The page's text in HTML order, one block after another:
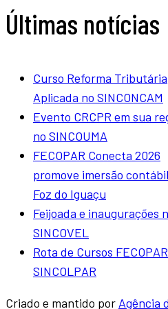
Últimas notícias
Curso Reforma Tributária
Aplicada no SINCONCAM
Evento CRCPR em sua
no SINCOUMA
FECOPAR Conecta 2026
promove imersão
Foz do Iguaçu
Feijoada e inaugurações
SINCOVEL
Rota de Cursos
SINCOLPAR
Criado e mantido por Agência